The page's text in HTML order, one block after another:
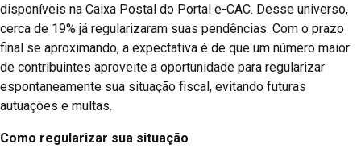
disponíveis na Caixa Postal do Portal e-CAC. Desse universo,
cerca de 19% já regularizaram suas pendências. Com o prazo
final se aproximando, a expectativa é de que um número maior
de contribuintes aproveite a oportunidade para regularizar
espontaneamente sua situação fiscal, evitando futuras
autuações e multas.
Como regularizar sua situação